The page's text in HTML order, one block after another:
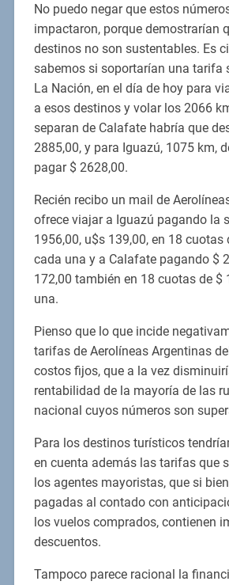
No puedo negar que estos
impactaron, porque demostrarían
destinos no son sustentables. Es
sabemos si soportarían una tarifa
La Nación, en el día de hoy para
a esos destinos y volar los 2066
separan de Calafate habría que
2885,00, y para Iguazú, 1075 km,
pagar $ 2628,00.
Recién recibo un mail de
ofrece viajar a Iguazú pagando la
1956,00, u$s 139,00, en 18 cuotas
cada una y a Calafate pagando $
172,00 también en 18 cuotas de $
una.
Pienso que lo que incide
tarifas de Aerolíneas Argentinas
costos fijos, que a la vez
rentabilidad de la mayoría de las
nacional cuyos números son
Para los destinos turísticos
en cuenta además las tarifas que
los agentes mayoristas, que si
pagadas al contado con
los vuelos comprados, contienen
descuentos.
Tampoco parece racional la